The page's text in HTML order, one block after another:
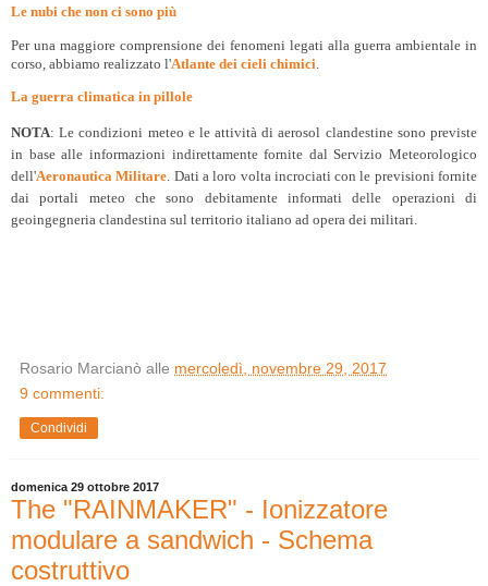
Le nubi che non ci sono più
Per una maggiore comprensione dei fenomeni legati alla guerra ambientale in
corso, abbiamo realizzato l'Atlante dei cieli chimici
La guerra climatica in pillole
NOTA: Le condizioni meteo e le attività di aerosol clandestine sono previste
in base alle informazioni indirettamente fornite dal Servizio Meteorologico
dell'Aeronautica Militare . Dati a loro volta incrociati con le previsioni fornite
dai portali meteo che sono debitamente informati delle operazioni di
geoingegneria clandestina sul territorio italiano ad opera dei militari.
Rosario Marcianò alle mercoledì, novembre 29, 2017
9 commenti:
Condividi
domenica 29 ottobre 2017
The "RAINMAKER" - Ionizzatore
modulare a sandwich - Schema
costruttivo